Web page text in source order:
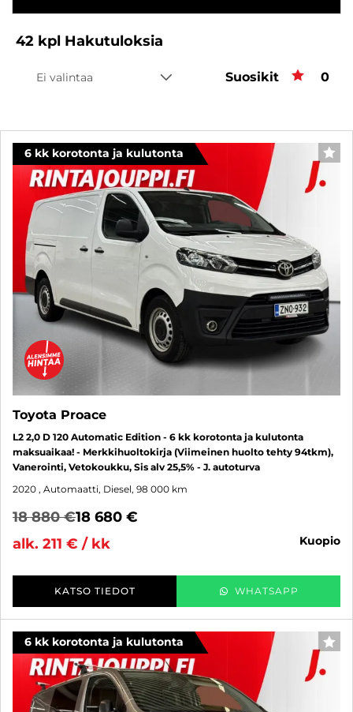
42 kpl Hakutuloksia
Ei valintaa Suosikit 0
6 kk korotonta ja kulutonta
Toyota Proace
L2 2,0 D 120 Automatic Edition - 6 kk korotonta ja kulutonta
maksuaikaa! - Merkkihuoltokirja (Viimeinen huolto tehty 94tkm),
Vanerointi, Vetokoukku, Sis alv 25,5% - J. autoturva
2020 , Automaatti, Diesel, 98 000 km
18 880 €18 680 €
alk. 211 € / kk
kuopio
KATSO TIEDOT WHATSAPP
6 kk korotonta ja kulutonta